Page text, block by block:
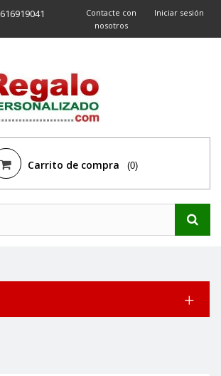
Iniciar sesión
Contacte con
nosotros
616919041
Carrito de compra (0)